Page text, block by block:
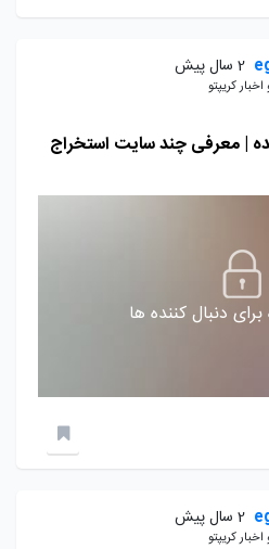
2 سال پیش
کریپتو
| معرفی چند سایت استخراج
دنبال کننده ها
2 سال پیش
کریپتو